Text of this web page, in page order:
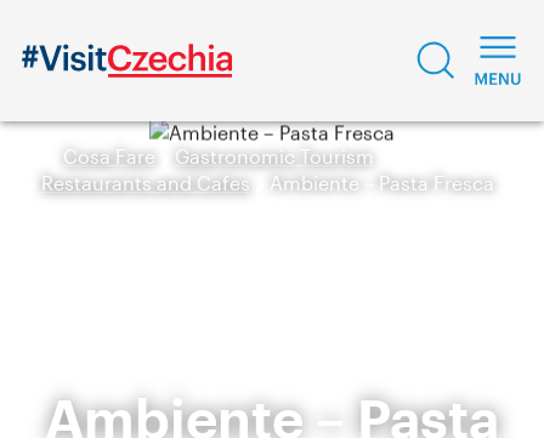
Cosa Fare
Gastronomic Tourism
Restaurants and Cafes
Ambiente – Pasta Fresca
Ambiente – Pasta